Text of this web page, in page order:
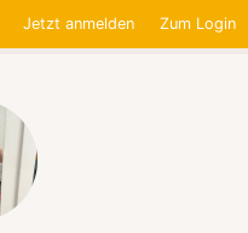
Jetzt anmelden Zum Login